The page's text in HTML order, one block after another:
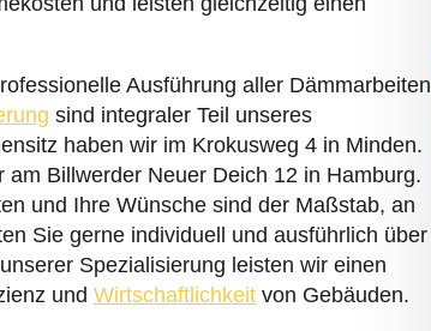
Ausführung aller Dämmarbeiten
sind integraler Teil unseres
haben wir im Krokusweg 4 in Minden.
Billwerder Neuer Deich 12 in Hamburg.
und Ihre Wünsche sind der Maßstab, an
Sie gerne individuell und ausführlich über
Spezialisierung leisten wir einen
und Wirtschaftlichkeit von Gebäuden.